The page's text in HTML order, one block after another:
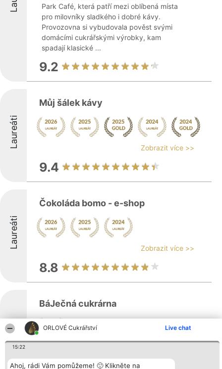
ORLOVÉ Cukrářství Live chat
15:22
Ahoj, rádi Vám pomůžeme! 🙂 Klikněte na
Park Café, která patří mezi oblíbená místa
pro milovníky sladkého i dobré kávy.
Provozovna si vybudovala pověst svými
domácími cukrářskými výrobky, kam
spadají klasické ...
9.2
Laureáti
Můj šálek kávy
Zobrazit více >>
9.4
Laureáti
Čokoláda bomo - e-shop
Zobrazit více >>
8.8
Laureáti
BáJečná cukrárna
Báječná cukrárna se nachází v centru
na ruční výrobu cukrářských produktů, kde